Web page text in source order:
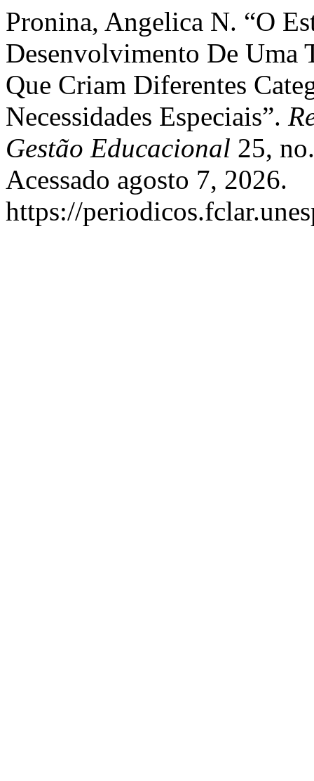
Pronina, Angelica N. “O
Desenvolvimento De
Que Criam Diferentes
Necessidades Especiais”.
Gestão Educacional 25,
Acessado agosto 7, 2026.
https://